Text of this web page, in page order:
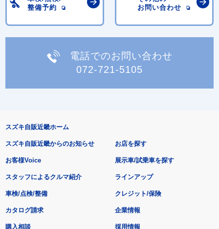
整備予約
お問い合わせ
電話でのお問い合わせ
072-721-5105
スズキ自販近畿ホーム
スズキ自販近畿からのお知らせ
お客様Voice
スタッフによるクルマ紹介
お店を探す
展示車/試乗車を探す
ラインアップ
車検/点検/整備 クレジット/保険
カタログ請求
購入相談
企業情報
採用情報